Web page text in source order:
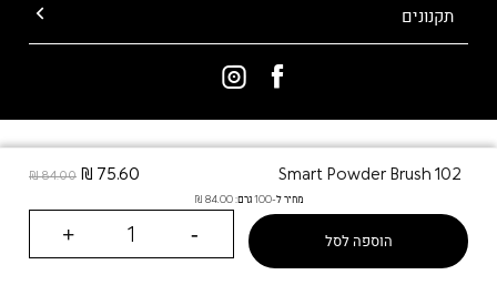
Smart Powder Brush 102
75.60 ₪
84.00 ₪
מחיר ל-100 גרם: 84.00 ₪
הוספה לסל
תקנונים